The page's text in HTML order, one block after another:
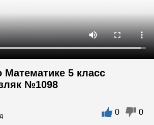
5 класс
№1098
0 0